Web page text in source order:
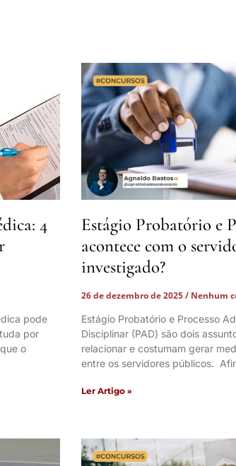
4
pode
por
o
Estágio Probatório e
acontece com o
investigado?
26 de dezembro de 2025 Nenhum
Estágio Probatório e Processo
Disciplinar (PAD) são dois
relacionar e costumam gerar
entre os servidores públicos.
Ler Artigo »